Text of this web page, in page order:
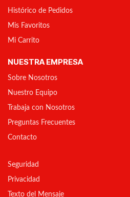
Histórico de Pedidos
Mis Favoritos
Mi Carrito
NUESTRA EMPRESA
Sobre Nosotros
Nuestro Equipo
Trabaja con Nosotros
Preguntas Frecuentes
Contacto
Seguridad
Privacidad
Texto del Mensaje